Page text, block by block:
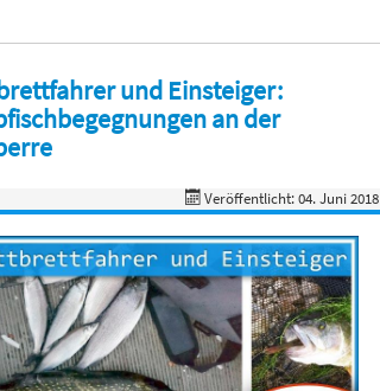
und Einsteiger:
an der
Veröffentlicht: 04. Juni 2018